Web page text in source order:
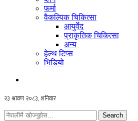
फर्मा
वैकल्पिक चिकित्सा
आयुर्वेद
प्राकृतिक चिकित्सा
अन्य
हेल्थ टिप्स
भिडियो
Search